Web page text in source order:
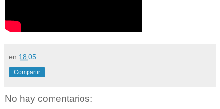
en 18:05
Compartir
No hay comentarios: